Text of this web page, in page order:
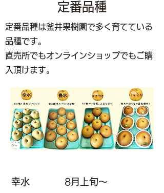
定番品種
定番品種は釜井果樹園で多く育てている
品種です。
直売所でもオンラインショップでもご購
入頂けます。
幸水 8月上旬～